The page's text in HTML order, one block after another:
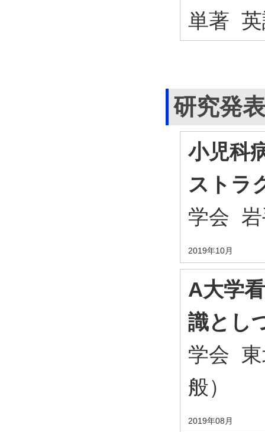
単著
研究発表
小児科
ストラ
学会
2019年10月
A大学
識とし
学会 東
般）
2019年08月